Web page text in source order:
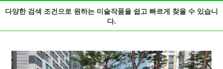
다양한 검색 조건으로 원하는 미술작품을 쉽고 빠르게 찾을 수 있습니
다.